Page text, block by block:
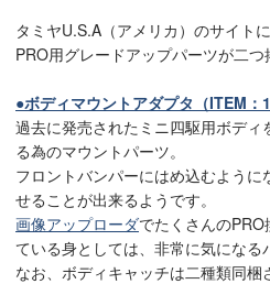
タミヤU.S.A（アメリカ）のサイト
PRO用グレードアップパーツが二つ
●ボディマウントアダプタ（ITEM：
過去に発売されたミニ四駆用ボデ
る為のマウントパーツ。
フロントバンパーにはめ込むよう
せることが出来るようです。
画像アップローダでたくさんの
ている身としては、非常に気になる
なお、ボディキャッチは二種類同梱